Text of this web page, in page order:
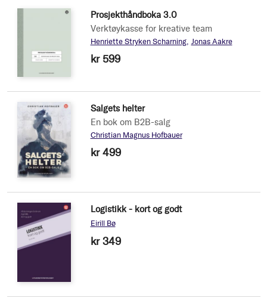
Prosjekthåndboka 3.0
Verktøykasse for kreative team
Henriette Stryken Scharning Jonas Aakre
kr 599
Salgets helter
En bok om B2B-salg
Christian Magnus Hofbauer
kr 499
Logistikk - kort og godt
Eirill Bø
kr 349